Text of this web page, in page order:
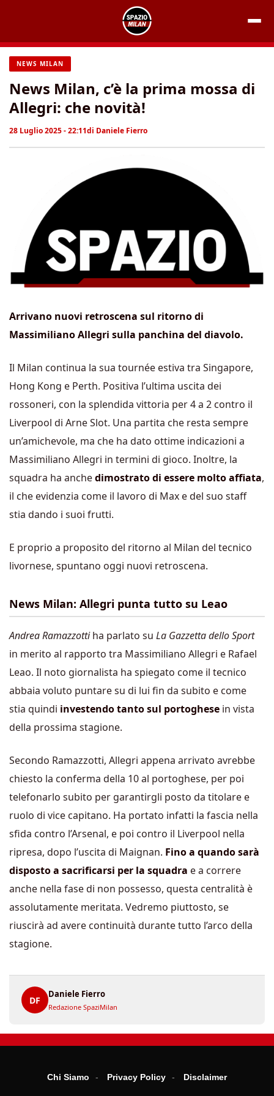
contenuto
NEWS MILAN
News Milan, c’è la prima mossa di
Allegri: che novità!
28 Luglio 2025 - 22:11di Daniele Fierro
Arrivano nuovi retroscena sul ritorno di
Massimiliano Allegri sulla panchina del diavolo.
Il Milan continua la sua tournée estiva tra Singapore,
Hong Kong e Perth. Positiva l’ultima uscita dei
rossoneri, con la splendida vittoria per 4 a 2 contro il
Liverpool di Arne Slot. Una partita che resta sempre
un’amichevole, ma che ha dato ottime indicazioni a
Massimiliano Allegri in termini di gioco. Inoltre, la
squadra ha anchedimostrato di essere molto affiata,
il che evidenzia come il lavoro di Max e del suo staff
stia dando i suoi frutti.
E proprio a proposito del ritorno al Milan del tecnico
livornese, spuntano oggi nuovi retroscena.
News Milan: Allegri punta tutto su Leao
Andrea Ramazzottiha parlato su La Gazzetta dello Sport
in merito al rapporto tra Massimiliano Allegri e Rafael
Leao. Il noto giornalista ha spiegato come il tecnico
abbaia voluto puntare su di lui fin da subito e come
stia quindi investendo tanto sul portoghese in vista
della prossima stagione.
Secondo Ramazzotti, Allegri appena arrivato avrebbe
chiesto la conferma della 10 al portoghese, per poi
telefonarlo subito per garantirgli posto da titolare e
ruolo di vice capitano. Ha portato infatti la fascia nella
sfida contro l’Arsenal, e poi contro il Liverpool nella
ripresa, dopo l’uscita di Maignan. Fino a quando sarà
disposto a sacrificarsi per la squadra e a correre
anche nella fase di non possesso, questa centralità è
assolutamente meritata. Vedremo piuttosto, se
riuscirà ad avere continuità durante tutto l’arco della
stagione.
DF
Daniele Fierro
Redazione SpaziMilan
Chi Siamo Privacy Policy Disclaimer